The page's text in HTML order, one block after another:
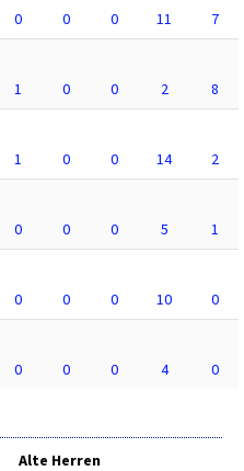
0 0 0 11
7
1 0 0 2
8
1 0 0 14
2
0 0 0 5
1
0 0 0 10
0
0 0 0 4 0
Alte Herren